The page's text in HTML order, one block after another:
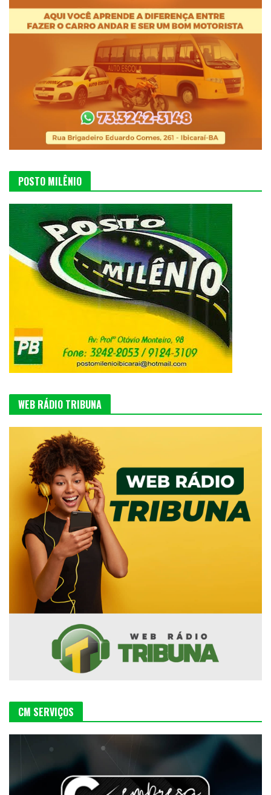
POSTO MILÊNIO
WEB RÁDIO TRIBUNA
CM SERVIÇOS